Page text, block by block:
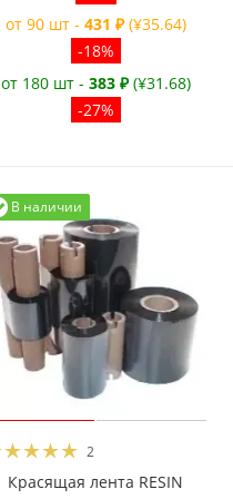
от 90 шт - 431 ₽ (¥35.64)
-18%
от 180 шт - 383 ₽ (¥31.68)
-27%
В наличии
2
Красящая лента RESIN